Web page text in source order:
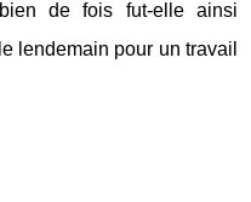
de fois fut-elle ainsi
lendemain pour un travail